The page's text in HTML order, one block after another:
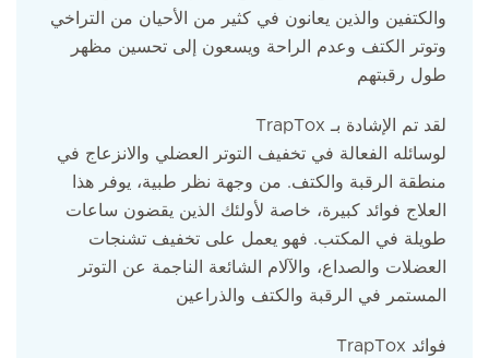
والكتفين والذين يعانون في كثير من الأحيان من التراخي
وتوتر الكتف وعدم الراحة ويسعون إلى تحسين مظهر
طول رقبتهم
TrapTox لقد تم الإشادة بـ
لوسائله الفعالة في تخفيف التوتر العضلي والانزعاج في
منطقة الرقبة والكتف. من وجهة نظر طبية، يوفر هذا
العلاج فوائد كبيرة، خاصة لأولئك الذين يقضون ساعات
طويلة في المكتب. فهو يعمل على تخفيف تشنجات
العضلات والصداع، والآلام الشائعة الناجمة عن التوتر
المستمر في الرقبة والكتف والذراعين
TrapTox فوائد